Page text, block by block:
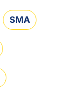
SMA